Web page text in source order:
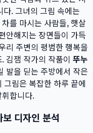
. 그녀의 그림 속에는
를 마시는 사람들, 햇살
안해지는 장면들이 가득
리 주변의 평범한 행복을
김잼 작가의 작품이 뚜누
발을 딛는 주방에서 작은
림은 복잡한 하루 끝에
합니다.
디자인 분석